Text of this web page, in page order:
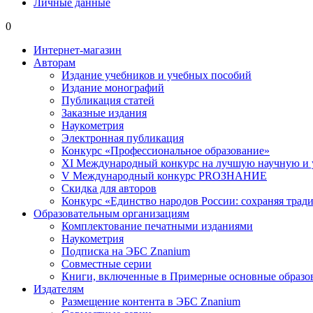
Личные данные
0
Интернет-магазин
Авторам
Издание учебников и учебных пособий
Издание монографий
Публикация статей
Заказные издания
Наукометрия
Электронная публикация
Конкурс «Профессиональное образование»
XI Международный конкурс на лучшую научную и
V Международный конкурс PROЗНАНИЕ
Скидка для авторов
Конкурс «Единство народов России: сохраняя
Образовательным организациям
Комплектование печатными изданиями
Наукометрия
Подписка на ЭБС Znanium
Совместные серии
Книги, включенные в Примерные основные
Издателям
Размещение контента в ЭБС Znanium